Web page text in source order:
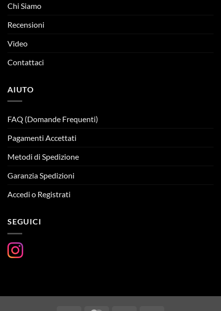
Chi Siamo
Recensioni
Video
Contattaci
AIUTO
FAQ (Domande Frequenti)
Pagamenti Accettati
Metodi di Spedizione
Garanzia Spedizioni
Accedi o Registrati
SEGUICI